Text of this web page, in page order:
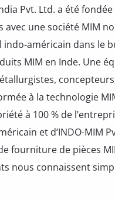
Pvt. Ltd. a été
avec une société MIM
américain dans le
MIM en Inde. Une
à la technologie
à 100 % de
et d’INDO-MIM
fourniture de pièces
nous connaissent